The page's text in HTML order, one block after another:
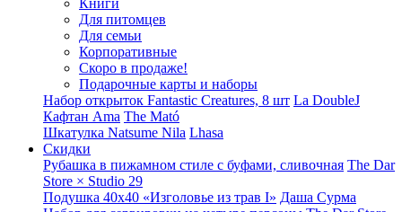
Книги
Для питомцев
Для семьи
Корпоративные
Скоро в продаже!
Подарочные карты и наборы
Набор открыток Fantastic Creatures, 8 шт La DoubleJ
Кафтан Ama The Mató
Шкатулка Natsume Nila Lhasa
Скидки
Рубашка в пижамном стиле с буфами, сливочная The Dar
Store × Studio 29
Подушка 40x40 «Изголовье из трав I» Даша Сурма